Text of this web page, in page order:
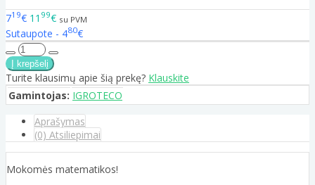
719€ 11 99€ su PVM
Sutaupote - 480€
Turite klausimų apie šią prekę? Klauskite
Gamintojas: IGROTECO
Aprašymas
(0) Atsiliepimai
Mokomės matematikos!